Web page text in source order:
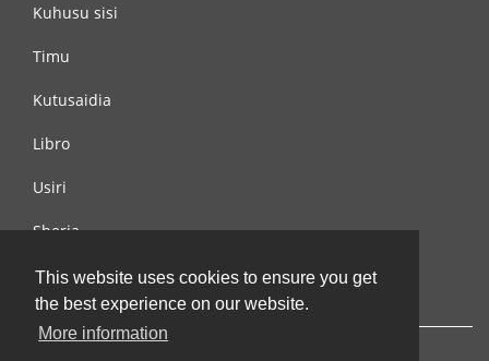
This website uses cookies to ensure you get
the best experience on our website.
More information
Kuhusu sisi
Timu
Kutusaidia
Libro
Usiri
Sheria
Wasiliana na si